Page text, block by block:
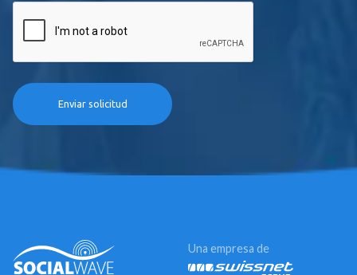
Una empresa de